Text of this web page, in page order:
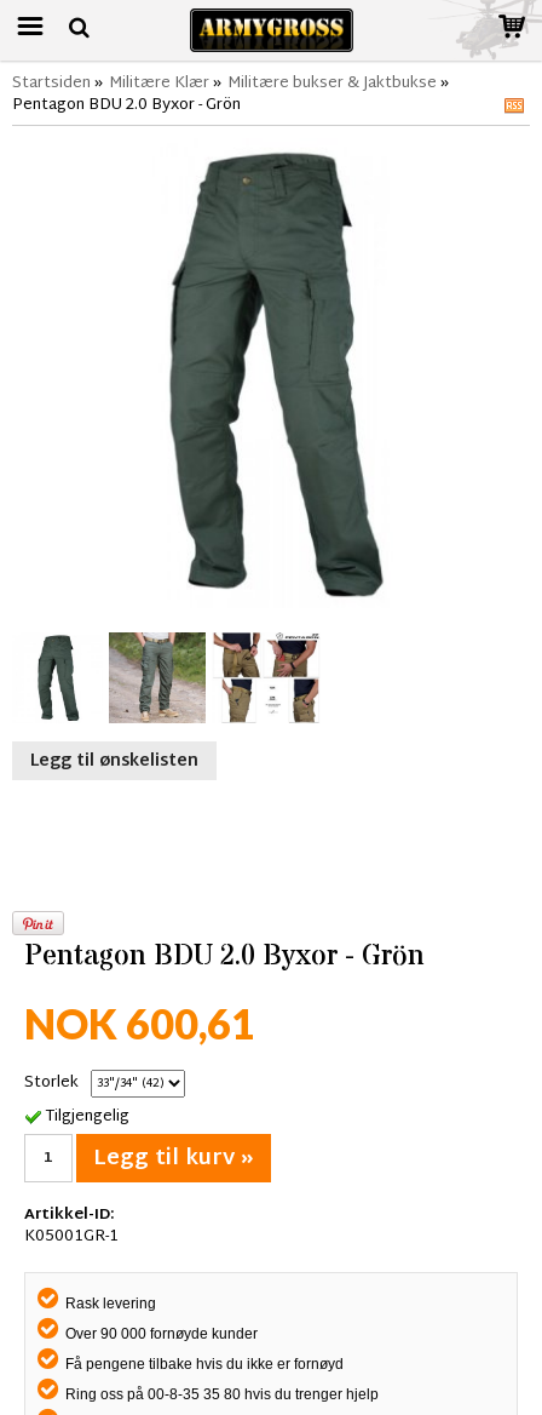
Startsiden» Militære Klær» Militære bukser & Jaktbukse»
Pentagon BDU 2.0 Byxor - Grön
Legg til ønskelisten
Pentagon BDU 2.0 Byxor - Grön
NOK 600,61
Storlek
Tilgjengelig
Legg til kurv »
Artikkel-ID:
K05001GR-1
Rask levering
Over 90 000 fornøyde kunder
Få pengene tilbake hvis du ikke er fornøyd
Ring oss på 00-8-35 35 80 hvis du trenger hjelp